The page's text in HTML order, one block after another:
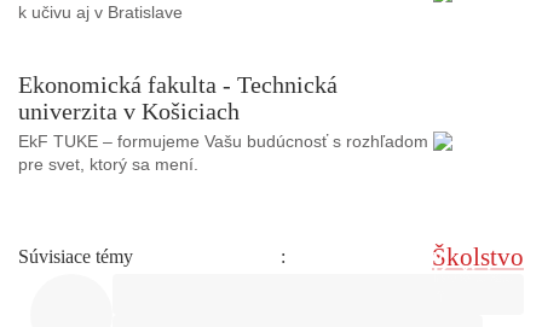
k učivu aj v Bratislave
Ekonomická fakulta - Technická
univerzita v Košiciach
EkF TUKE – formujeme Vašu budúcnosť s rozhľadom
pre svet, ktorý sa mení.
Súvisiace témy : Školstvo